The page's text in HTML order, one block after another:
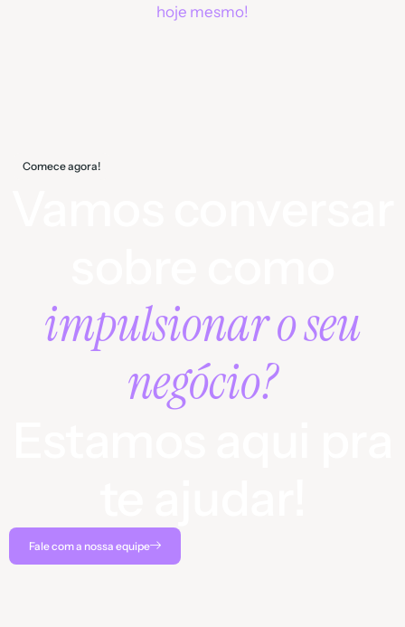
hoje mesmo!
Comece agora!
impulsionar o seu
negócio?
Fale com a nossa equipe